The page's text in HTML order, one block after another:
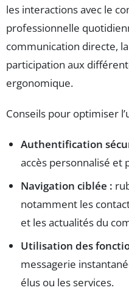
les interactions avec le
professionnelle
communication directe,
participation aux
ergonomique.
Conseils pour optimiser
Authentification
accès personnalisé et
Navigation ciblée :
notamment les
et les actualités du
Utilisation des
messagerie
élus ou les services.